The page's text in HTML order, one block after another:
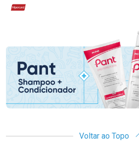
Hipercard
Promoção em Destaque
Voltar ao Topo